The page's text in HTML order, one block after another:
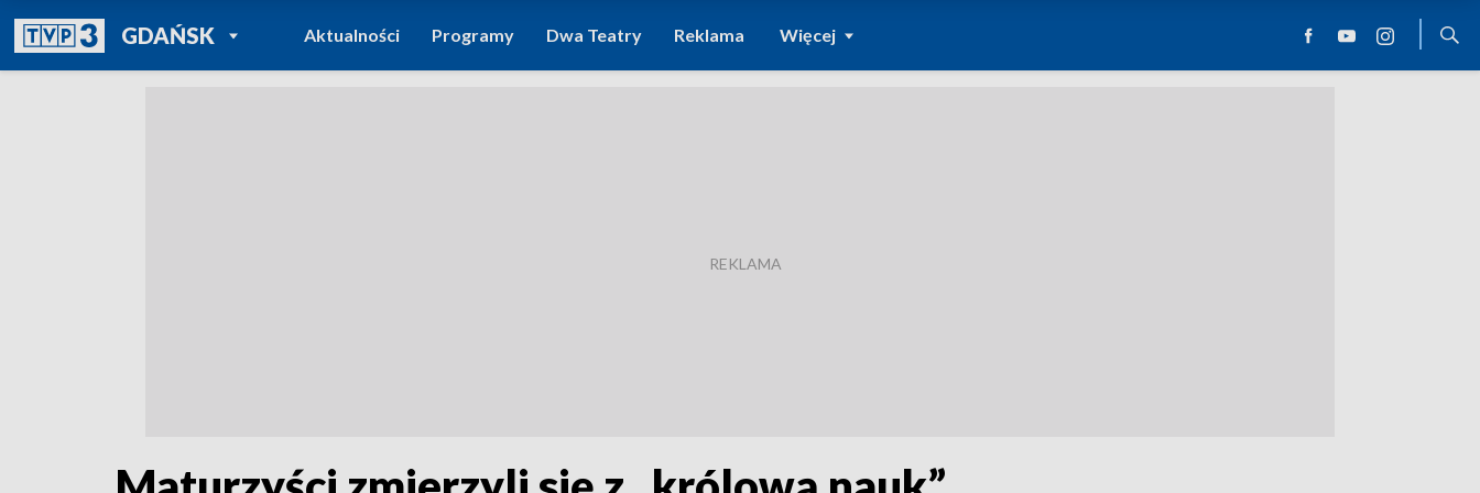
GDAŃSKPOWRÓT DO
TVP REGIONY
Aktualności Programy Dwa Teatry Reklama Więcej